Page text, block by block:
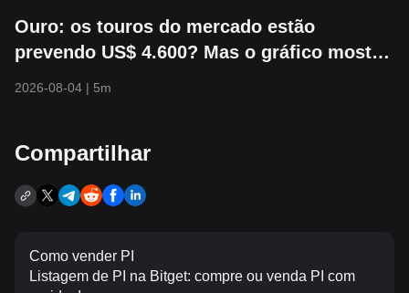
Ouro: os touros do mercado estão
prevendo US$ 4.600? Mas o gráfico mostra
2026-08-04 | 5m
Compartilhar
Como vender PI
Listagem de PI na Bitget: compre ou venda PI com